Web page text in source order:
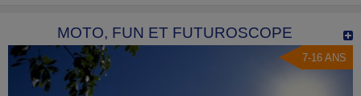
MOTO, FUN ET FUTUROSCOPE
7-16 ANS